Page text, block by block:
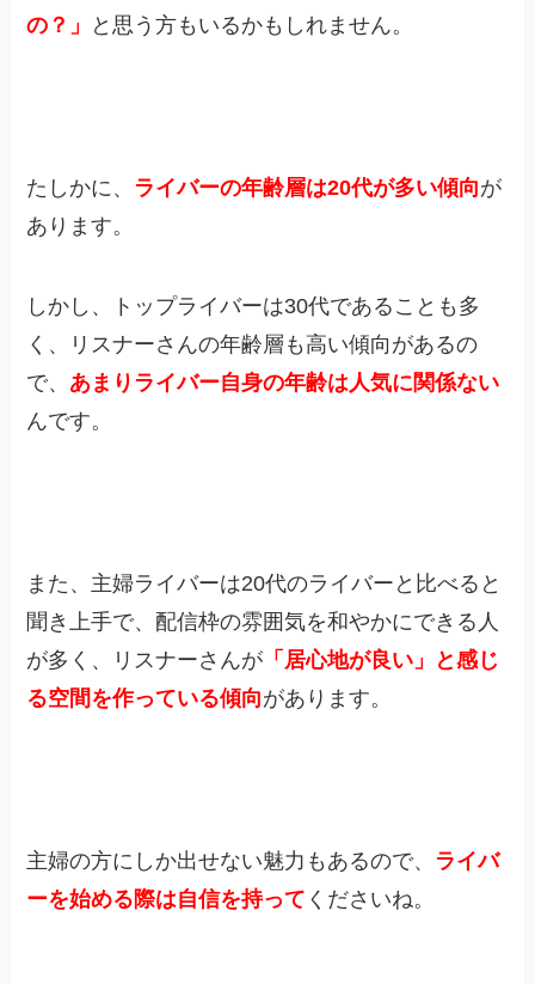
の？」
と思う方もいるかもしれません。
たしかに、 ライバーの年齢層は20代が多い傾向が
あります。
しかし、トップライバーは30代であることも多
く、リスナーさんの年齢層も高い傾向があるの
で、 あまりライバー自身の年齢は人気に関係ない
んです。
また、主婦ライバーは20代のライバーと比べると
聞き上手で、配信枠の雰囲気を和やかにできる人
が多く、リスナーさんが 「居心地が良い」と感じ
る空間を作っている傾向があります。
主婦の方にしか出せない魅力もあるので、 ライバ
ーを始める際は自信を持って くださいね。